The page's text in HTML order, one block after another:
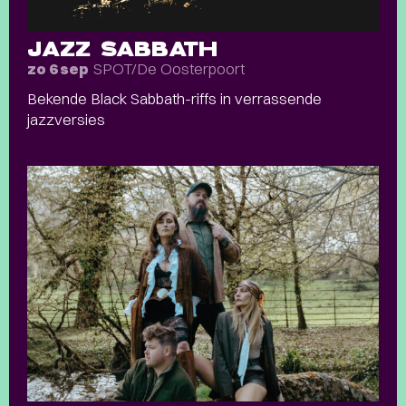
JAZZ SABBATH
zo 6 sep SPOT/De Oosterpoort
Bekende Black Sabbath-riffs in verrassende
jazzversies